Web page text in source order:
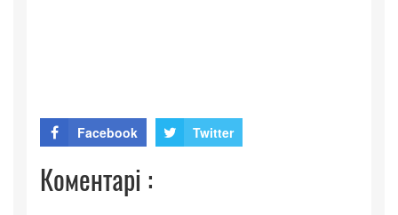
Facebook Twitter
Коментарі :